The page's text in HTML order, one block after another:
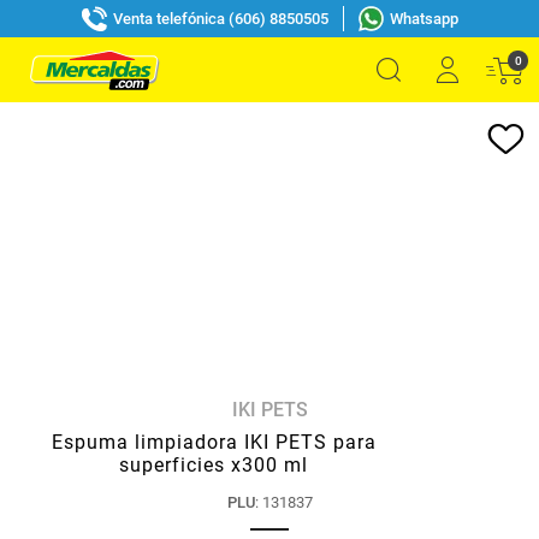
Venta telefónica (606) 8850505 Whatsapp
0
IKI PETS
Espuma limpiadora IKI PETS para
superficies x300 ml
PLU: 131837